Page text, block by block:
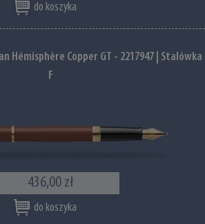
do koszyka
Hémisphère Copper GT - 2217947 | Stalówka
F
436,00 zł
do koszyka